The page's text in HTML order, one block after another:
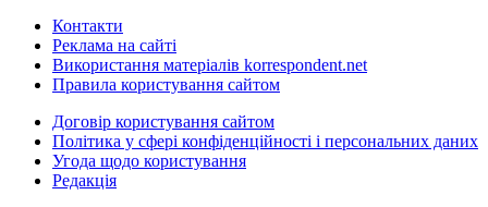
Контакти
Реклама на сайті
Використання матеріалів korrespondent.net
Правила користування сайтом
Договір користування сайтом
Політика у сфері конфіденційності і персональних даних
Угода щодо користування
Редакція